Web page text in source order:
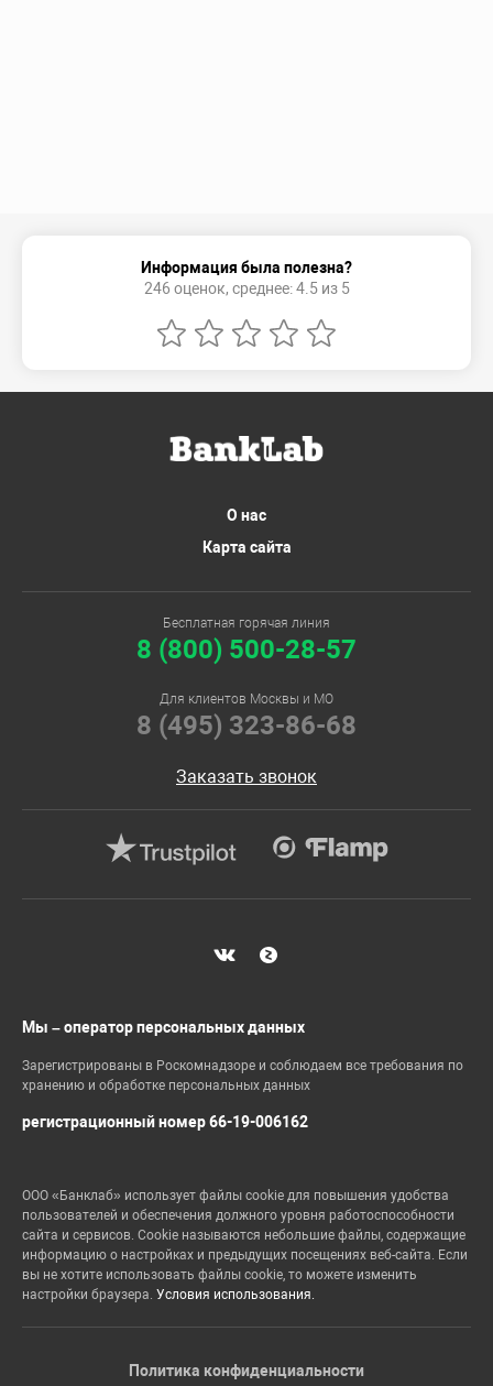
Информация была полезна?
246 оценок, среднее: 4.5 из 5
О нас
Карта сайта
Бесплатная горячая линия
8 (800) 500-28-57
Для клиентов Москвы и МО
8 (495) 323-86-68
Заказать звонок
Мы – оператор персональных данных
Зарегистрированы в Роскомнадзоре и соблюдаем все требования по
хранению и обработке персональных данных
регистрационный номер 66-19-006162
ООО «Банклаб» использует файлы cookie для повышения удобства
пользователей и обеспечения должного уровня работоспособности
сайта и сервисов. Cookie называются небольшие файлы, содержащие
информацию о настройках и предыдущих посещениях веб-сайта. Если
вы не хотите использовать файлы cookie, то можете изменить
настройки браузера. Условия использования.
Политика конфиденциальности